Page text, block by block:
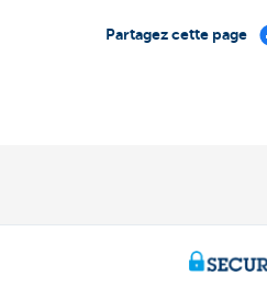
Partagez cette page